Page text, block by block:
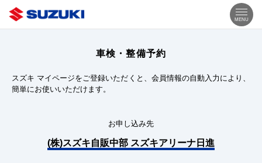
MENU
車検・整備予約
スズキ マイページをご登録いただくと、会員情報の自動入力により、
簡単にお使いいただけます。
お申し込み先
(株)スズキ自販中部 スズキアリーナ日進